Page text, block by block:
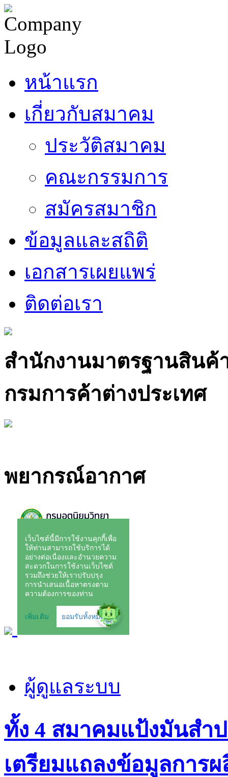
หน้าแรก
เกี่ยวกับสมาคม
ประวัติสมาคม
คณะกรรมการ
สมัครสมาชิก
ข้อมูลและสถิติ
เอกสารเผยแพร่
ติดต่อเรา
สำนักงานมาตรฐานสินค้
กรมการค้าต่างประเทศ
พยากรณ์อากาศ
ผู้ดูแลระบบ
ทั้ง 4 สมาคมแป้งมันสำ
เตรียมแถลงข้อมูลการ